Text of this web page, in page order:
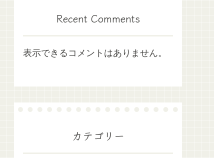
Recent Comments
表示できるコメントはありません。
カテゴリー